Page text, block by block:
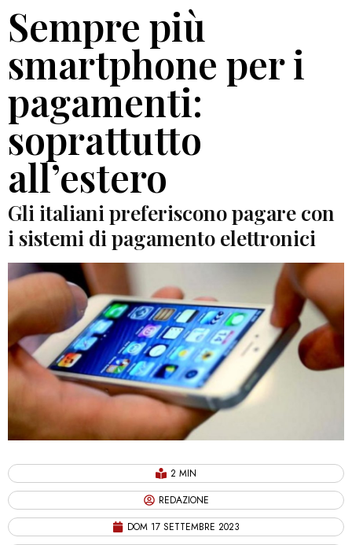
Sempre più
smartphone per i
pagamenti:
soprattutto
all’estero
Gli italiani preferiscono pagare con
i sistemi di pagamento elettronici
2 MIN
REDAZIONE
DOM 17 SETTEMBRE 2023